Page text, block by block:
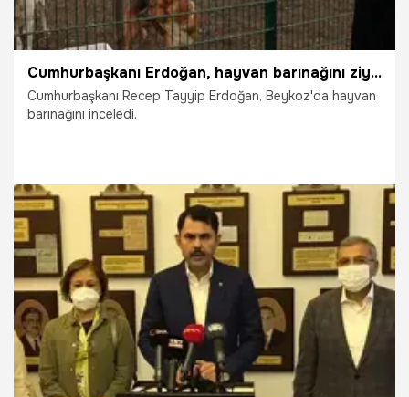
Cumhurbaşkanı Erdoğan, hayvan barınağını ziyaret etti
Cumhurbaşkanı Recep Tayyip Erdoğan, Beykoz'da hayvan
barınağını inceledi.
7.01.2022 Siyaset